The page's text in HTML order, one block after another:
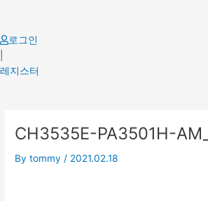
content
로그인
레지스터
CH3535E-PA3501H-
Bytommy / 2021.02.18
navigation